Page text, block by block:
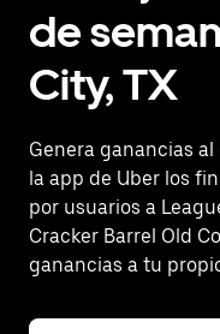
de
City, TX
Genera ganancias
la app de Uber los
por usuarios a
Cracker Barrel Old
ganancias a tu